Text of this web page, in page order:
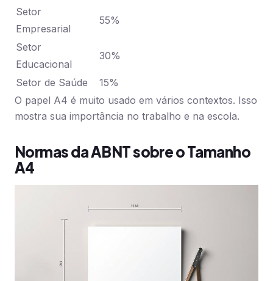
Setor
Empresarial
55%
Setor
Educacional
30%
Setor de Saúde
15%
O papel A4 é muito usado em vários contextos. Isso
mostra sua importância no trabalho e na escola.
Normas da ABNT sobre o Tamanho
A4